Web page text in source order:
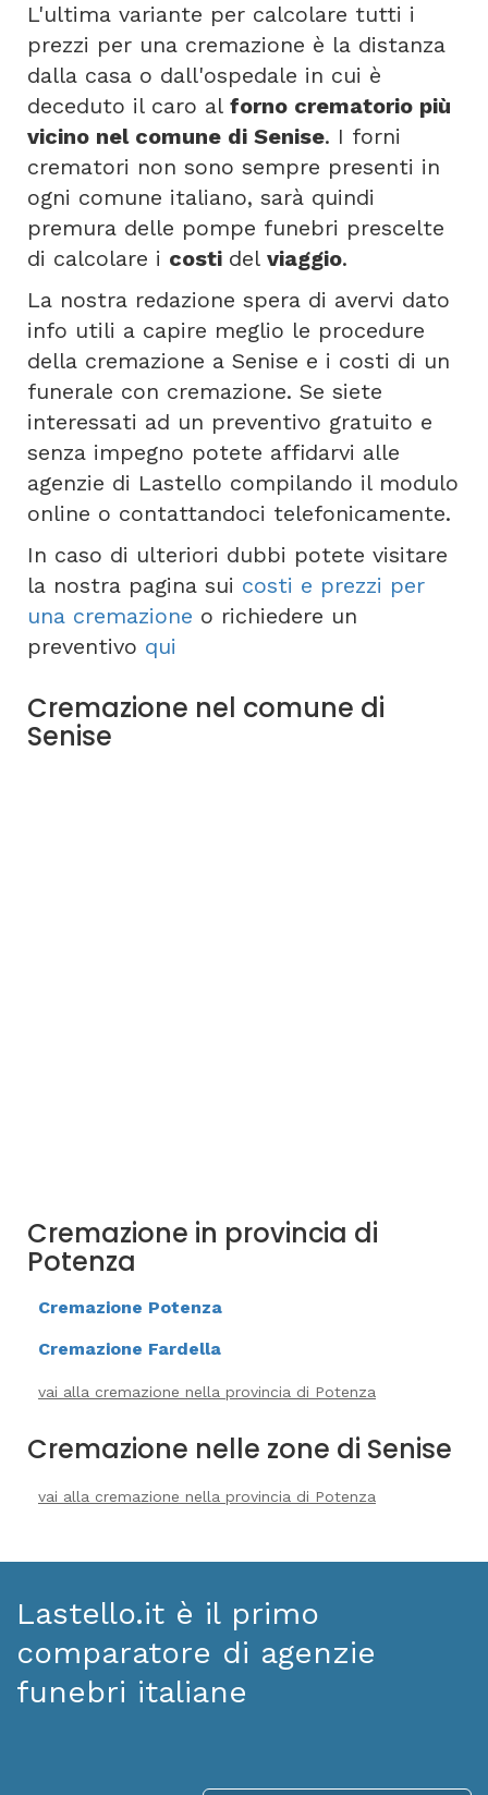
L'ultima variante per calcolare tutti i
prezzi per una cremazione è la distanza
dalla casa o dall'ospedale in cui è
deceduto il caro al forno crematorio più
vicino nel comune di Senise. I forni
crematori non sono sempre presenti in
ogni comune italiano, sarà quindi
premura delle pompe funebri prescelte
di calcolare i costi del viaggio.
La nostra redazione spera di avervi dato
info utili a capire meglio le procedure
della cremazione a Senise e i costi di un
funerale con cremazione. Se siete
interessati ad un preventivo gratuito e
senza impegno potete affidarvi alle
agenzie di Lastello compilando il modulo
online o contattandoci telefonicamente.
In caso di ulteriori dubbi potete visitare
la nostra pagina sui costi e prezzi per
una cremazione o richiedere un
preventivo qui
Cremazione nel comune di
Senise
Cremazione in provincia di
Potenza
Cremazione Potenza
Cremazione Fardella
vai alla cremazione nella provincia di Potenza
Cremazione nelle zone di Senise
vai alla cremazione nella provincia di Potenza
Lastello.it è il primo
comparatore di agenzie
funebri italiane